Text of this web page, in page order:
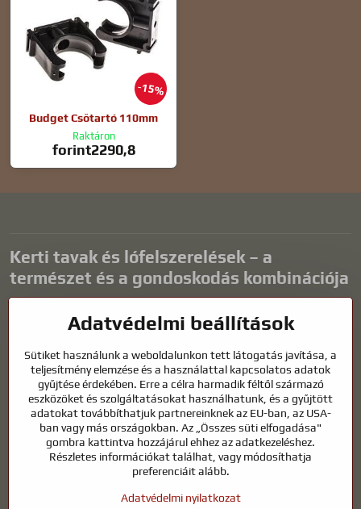
15%
Budget Csőtartó 110mm
Raktáron
forint2290,8
Kerti tavak és lófelszerelések – a
természet és a gondoskodás kombinációja
harmonikus környezetet teremtenek a kikapcsolódáshoz és a vízi
karbantartás kulcsfontosságú a tiszta vízhez és az egészséges
tóhoz egész évben. Ugyanilyen fontos az életünk részét képező
állatok gondozása is.
A lovaknak kiváló minőségű lovaglófelszerelésre, megfelelő
táplálkozásra és felelősségteljes gondoskodásra van szükségük
ahhoz, hogy egészségesek, erősek és elégedettek legyenek. Legyen
szó lovasok, tenyésztők vagy természetkedvelők felszereléséről, a cél
állatok, mind az emberek természetes egyensúlyát, biztonságát és
Adatvédelmi beállítások
Sütiket használunk a weboldalunkon tett látogatás javítása, a
teljesítmény elemzése és a használattal kapcsolatos adatok
gyűjtése érdekében. Erre a célra harmadik féltől származó
eszközöket és szolgáltatásokat használhatunk, és a gyűjtött
adatokat továbbíthatjuk partnereinknek az EU-ban, az USA-
ban vagy más országokban. Az „Összes süti elfogadása"
gombra kattintva hozzájárul ehhez az adatkezeléshez.
Részletes információkat találhat, vagy módosíthatja
preferenciáit alább.
Adatvédelmi nyilatkozat